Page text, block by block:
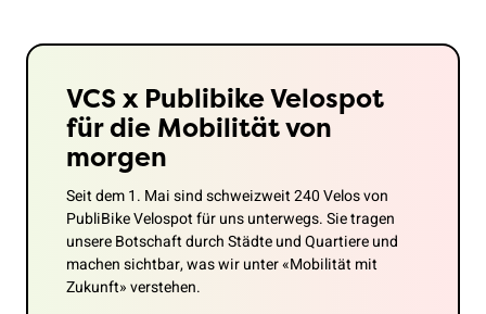
VCS x Publibike Velospot
für die Mobilität von
morgen
Seit dem 1. Mai sind schweizweit 240 Velos von
PubliBike Velospot für uns unterwegs. Sie tragen
unsere Botschaft durch Städte und Quartiere und
machen sichtbar, was wir unter «Mobilität mit
Zukunft» verstehen.